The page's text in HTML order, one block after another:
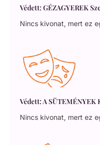
Védett: GÉZAGYEREK
Nincs kivonat, mert ez
Védett: A SÜTEMÉNYEK
Nincs kivonat, mert ez